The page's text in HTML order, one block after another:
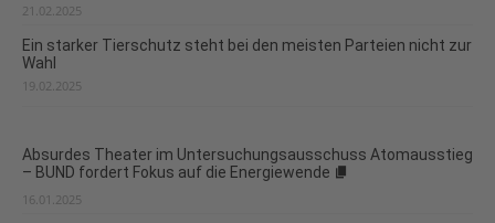
21.02.2025
Ein starker Tierschutz steht bei den meisten Parteien nicht zur
Wahl
19.02.2025
Absurdes Theater im Untersuchungsausschuss Atomausstieg
– BUND fordert Fokus auf die Energiewende
16.01.2025